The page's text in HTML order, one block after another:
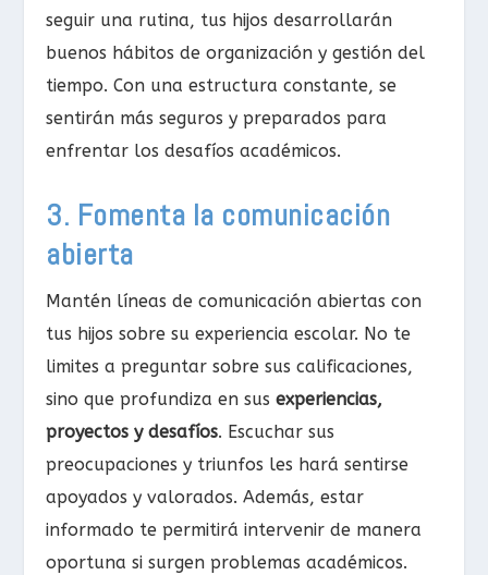
seguir una rutina, tus hijos desarrollarán
buenos hábitos de organización y gestión del
tiempo. Con una estructura constante, se
sentirán más seguros y preparados para
enfrentar los desafíos académicos.
3. Fomenta la comunicación
abierta
Mantén líneas de comunicación abiertas con
tus hijos sobre su experiencia escolar. No te
limites a preguntar sobre sus calificaciones,
sino que profundiza en susexperiencias,
proyectos y desafíos. Escuchar sus
preocupaciones y triunfos les hará sentirse
apoyados y valorados. Además, estar
informado te permitirá intervenir de manera
oportuna si surgen problemas académicos.